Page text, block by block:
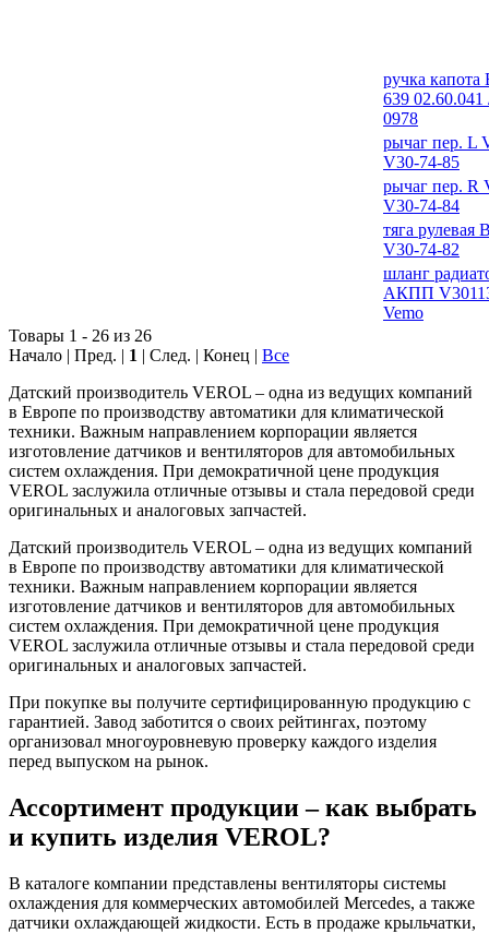
ручка
639
0978
рычаг пер. L
V30-74-85
рычаг пер. R
V30-74-84
тяга рулевая
V30-74-82
шланг
АКПП
Vemo
Товары 1 - 26 из 26
Начало | Пред. | 1 | След. | Конец | Все
Датский производитель VEROL – одна из ведущих компаний
в Европе по производству автоматики для климатической
техники. Важным направлением корпорации является
изготовление датчиков и вентиляторов для автомобильных
систем охлаждения. При демократичной цене продукция
VEROL заслужила отличные отзывы и стала передовой среди
оригинальных и аналоговых запчастей.
Датский производитель VEROL – одна из ведущих компаний
в Европе по производству автоматики для климатической
техники. Важным направлением корпорации является
изготовление датчиков и вентиляторов для автомобильных
систем охлаждения. При демократичной цене продукция
VEROL заслужила отличные отзывы и стала передовой среди
оригинальных и аналоговых запчастей.
При покупке вы получите сертифицированную продукцию с
гарантией. Завод заботится о своих рейтингах, поэтому
организовал многоуровневую проверку каждого изделия
перед выпуском на рынок.
Ассортимент продукции – как выбрать
и купить изделия VEROL?
В каталоге компании представлены вентиляторы системы
охлаждения для коммерческих автомобилей Mercedes, а также
датчики охлаждающей жидкости. Есть в продаже крыльчатки,